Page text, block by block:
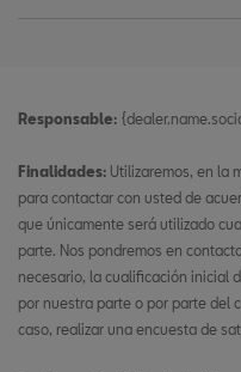
Responsable:
Finalidades: Utilizaremos, en la
para contactar con usted de
que únicamente será utilizado
parte. Nos pondremos en
necesario, la cualificación inicial
por nuestra parte o por parte del
caso, realizar una encuesta de